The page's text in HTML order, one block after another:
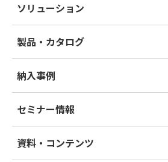
ソリューション
製品・カタログ
納入事例
セミナー情報
資料・コンテンツ